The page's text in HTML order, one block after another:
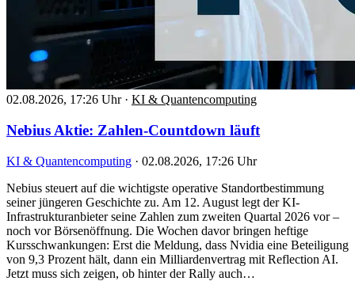
02.08.2026, 17:26 Uhr · KI & Quantencomputing
Nebius Aktie: Zahlen-Countdown läuft
KI & Quantencomputing · 02.08.2026, 17:26 Uhr
Nebius steuert auf die wichtigste operative Standortbestimmung
seiner jüngeren Geschichte zu. Am 12. August legt der KI-
Infrastrukturanbieter seine Zahlen zum zweiten Quartal 2026 vor –
noch vor Börsenöffnung. Die Wochen davor bringen heftige
Kursschwankungen: Erst die Meldung, dass Nvidia eine Beteiligung
von 9,3 Prozent hält, dann ein Milliardenvertrag mit Reflection AI.
Jetzt muss sich zeigen, ob hinter der Rally auch…